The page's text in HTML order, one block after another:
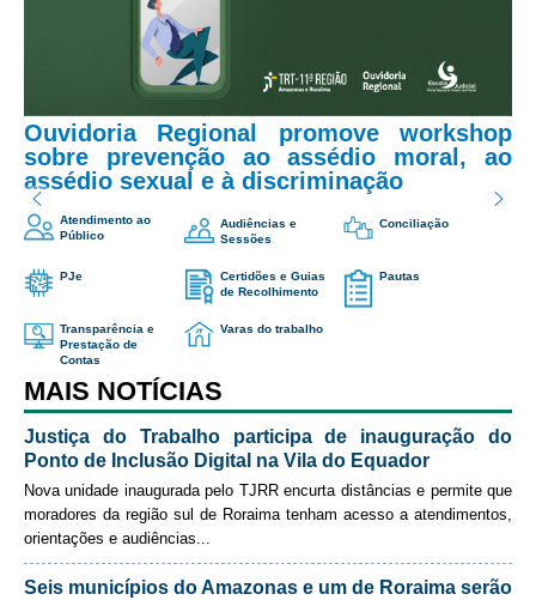
Servidores
Comitê de Segurança Permanente
Comitê de Combate ao Trabalho Infantil e de Estímulo à
Aprendizagem
Comitê de Incentivo à Participação Institucional Feminina
no âmbito do TRT-11
Moral, do Assédio Sexual e da Discriminação
Comissão Permanente de Gestão Socioambiental
Comitê Gestor do Plano de Contratações e Aquisições
no Âmbito do TRT11
Grupo Operacional do Centro de Inteligência
Comitê de Equidade de Raça, Gênero e Diversidade
Comitê PopRuaJud
Comissão de Justiça Itinerante
Comissão Permanente de Avaliação Documental
Mensagem*
Me envie uma cópia
Enviar email
Ouvidoria Regional promove workshop
sobre prevenção ao assédio moral, ao
assédio sexual e à discriminação
Atendimento ao
Público
Audiências e
Sessões
Conciliação
PJe
Certidões e Guias
de Recolhimento
Pautas
Transparência e
Prestação de
Contas
Varas do trabalho
MAIS NOTÍCIAS
Justiça do Trabalho participa de inauguração do
Ponto de Inclusão Digital na Vila do Equador
Nova unidade inaugurada pelo TJRR encurta distâncias e permite que
moradores da região sul de Roraima tenham acesso a atendimentos,
orientações e audiências...
Seis municípios do Amazonas e um de Roraima serão